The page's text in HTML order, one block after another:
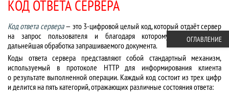
КОД ОТВЕТА СЕРВЕРА
Код ответа сервера— это 3-цифровой целый код, который отдаёт сервер
на запрос пользователя и благодаря которому корректируется
дальнейшая обработка запрашиваемого документа.
Коды ответа сервера представляют собой стандартный механизм,
используемый в протоколе HTTP для информирования клиента
о результате выполненной операции. Каждый код состоит из трех цифр
и делится на пять категорий, отражающих различные состояния ответа:
ОГЛАВЛЕНИЕ